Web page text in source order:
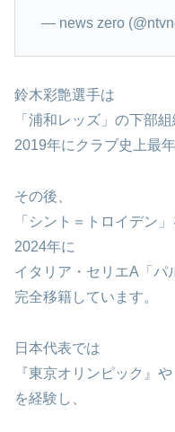
— news zero
鈴木彩艶選手は
「浦和レッズ」の下部
2019年にクラブ史上最
その後、
「シント＝トロイデン」
2024年に
イタリア・セリエA「パ
完全移籍しています。
日本代表では
『東京オリンピック』
を経験し、